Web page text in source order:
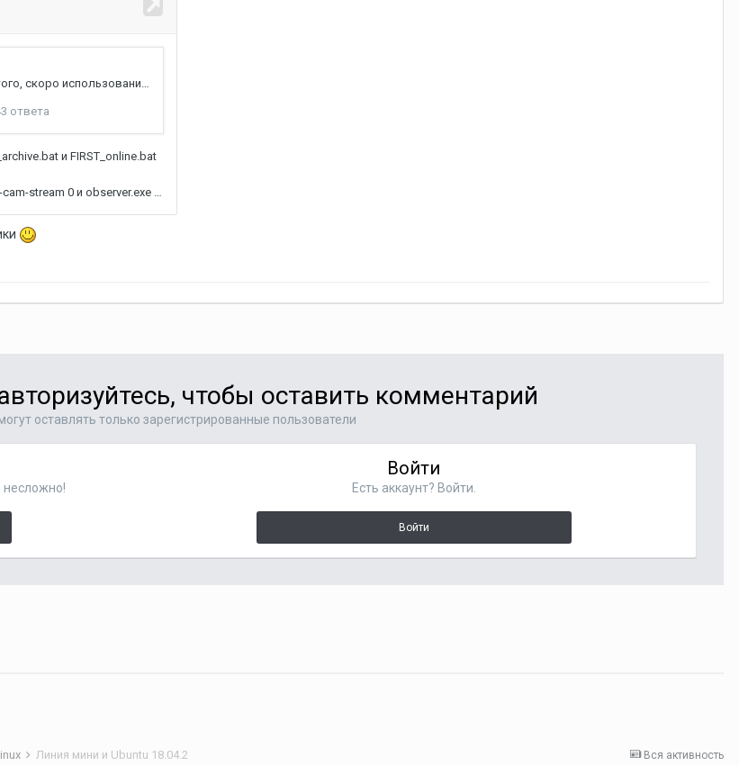
чтобы оставить комментарий
оставлять только зарегистрированные пользователи
несложно!
Войти
Есть аккаунт? Войти.
Войти
Вся активность
Линия мини и Ubuntu 18.04.2